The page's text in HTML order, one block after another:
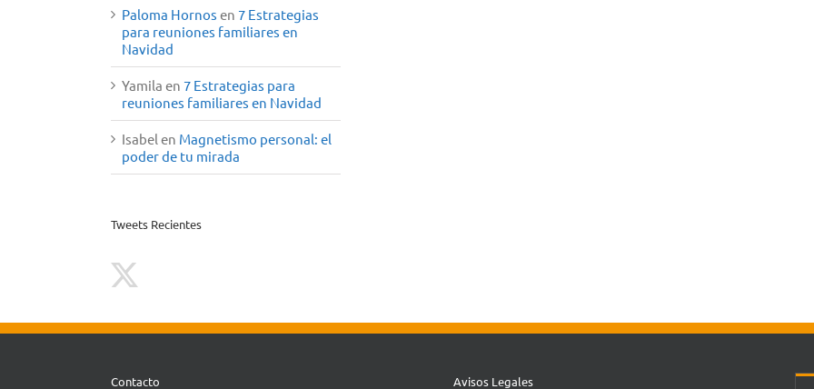
Paloma Hornos en 7 Estrategias
para reuniones familiares en
Navidad
Yamila en 7 Estrategias para
reuniones familiares en Navidad
Isabel en Magnetismo personal: el
poder de tu mirada
Tweets Recientes
Contacto Avisos Legales